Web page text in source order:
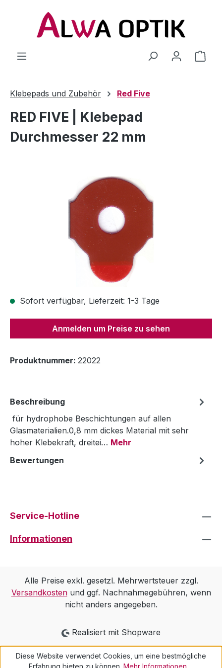
Zum Hauptinhalt springen
Klebepads und Zubehör Red Five
RED FIVE | Klebepad
Durchmesser 22 mm
Bildergalerie überspringen
Sofort verfügbar, Lieferzeit: 1-3 Tage
Anmelden um Preise zu sehen
Produktnummer: 22022
Beschreibung
für hydrophobe Beschichtungen auf allen
Glasmaterialien.0,8 mm dickes Material mit sehr
hoher Klebekraft, dreitei… Mehr
Bewertungen
Service-Hotline
Informationen
Alle Preise exkl. gesetzl. Mehrwertsteuer zzgl.
Versandkostenund ggf. Nachnahmegebühren, wenn
nicht anders angegeben.
Realisiert mit Shopware
Diese Website verwendet Cookies, um eine bestmögliche
Erfahrung bieten zu können. Mehr Informationen ...